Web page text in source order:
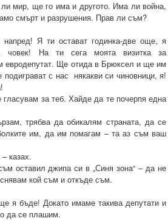
мир, ще го има и другото. Има ли война,
смърт и разрушения. Прав ли съм?
Я ти остават годинка-две още, я
човек! На ти сега моята визитка за
евродепутат. Ще отида в Брюксел и ще им
с нас някакви си чиновници, я!
за теб. Хайде да те почерпя една
трябва да обикалям страната, да се
им, да им помагам – та аз съм ваш
казах.
оставил джипа си в „Синя зона“ – да не
кой съм и откъде съм.
я бъде! Докато имаме такива депутати и
да се плашим.